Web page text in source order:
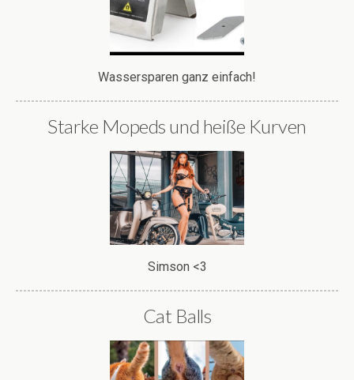
Wassersparen ganz einfach!
Starke Mopeds und heiße Kurven
Simson <3
Cat Balls